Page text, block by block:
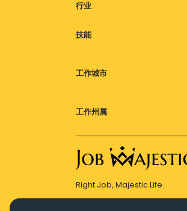
行业
技能
工作城市
工作州属
Right Job, Majestic Life.